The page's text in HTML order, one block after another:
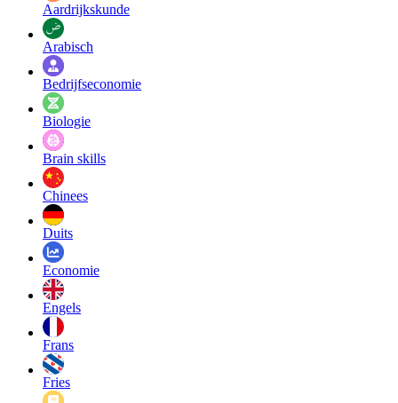
Aardrijkskunde
Arabisch
Bedrijfseconomie
Biologie
Brain skills
Chinees
Duits
Economie
Engels
Frans
Fries